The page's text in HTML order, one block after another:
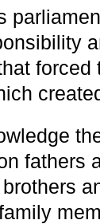
forced
fathers